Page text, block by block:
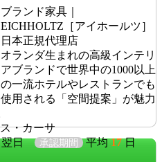
ブランド家具｜
EICHHOLTZ［アイホールツ］
日本正規代理店
オランダ生まれの高級インテリ
アブランドで世界中の1000以上
の一流ホテルやレストランでも
使用される「空間提案」が魅力
・カーサ
翌日 承認期間 平均17日